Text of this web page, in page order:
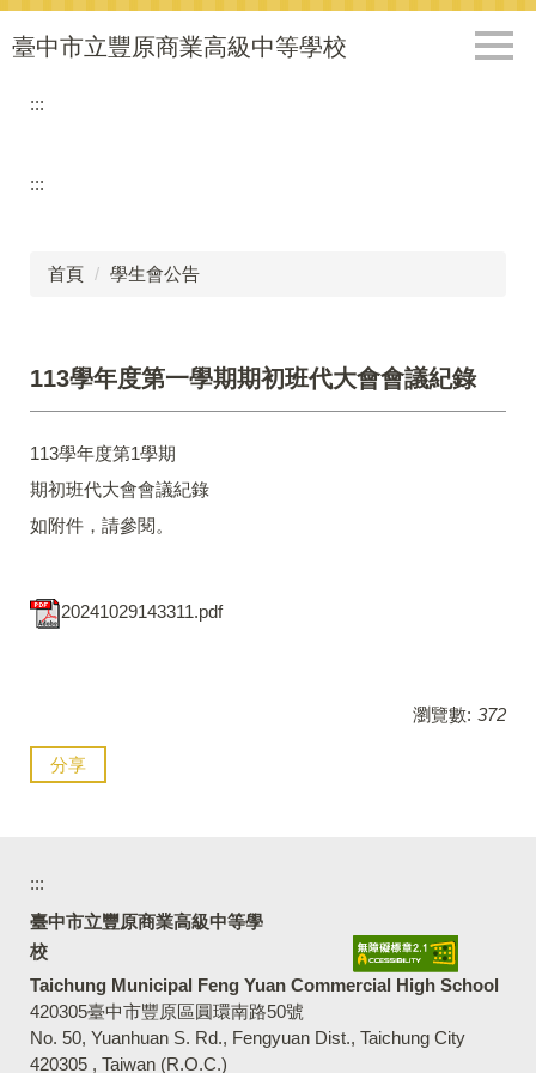
跳
到
臺中市立豐原商業高級中等學校
:::
:::
首頁 學生會公告
113學年度第一學期期初班代大會會議紀錄
113學年度第1學期
期初班代大會會議紀錄
如附件，請參閱。
20241029143311.pdf
瀏覽數: 372
分享
:::
臺中市立豐原商業高級中等學
校
Taichung Municipal Feng Yuan Commercial High School
420305臺中市豐原區圓環南路50號
No. 50, Yuanhuan S. Rd., Fengyuan Dist., Taichung City
420305 , Taiwan (R.O.C.)